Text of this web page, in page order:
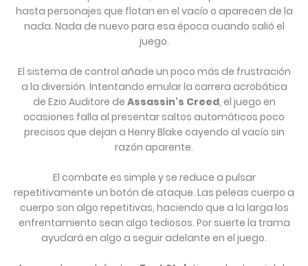
hasta personajes que flotan en el vacío o aparecen de la
nada. Nada de nuevo para esa época cuando salió el
juego.
El sistema de control añade un poco más de frustración
a la diversión. Intentando emular la carrera acrobática
de Ezio Auditore de Assassin's Creed, el juego en
ocasiones falla al presentar saltos automáticos poco
precisos que dejan a Henry Blake cayendo al vacío sin
razón aparente.
El combate es simple y se reduce a pulsar
repetitivamente un botón de ataque. Las peleas cuerpo a
cuerpo son algo repetitivas, haciendo que a la larga los
enfrentamiento sean algo tediosos. Por suerte la trama
ayudará en algo a seguir adelante en el juego.